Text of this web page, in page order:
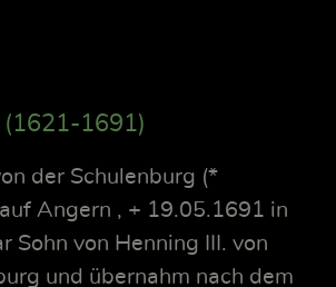
(1621-1691)
der Schulenburg (*
Angern , + 19.05.1691 in
Sohn von Henning III. von
und übernahm nach dem